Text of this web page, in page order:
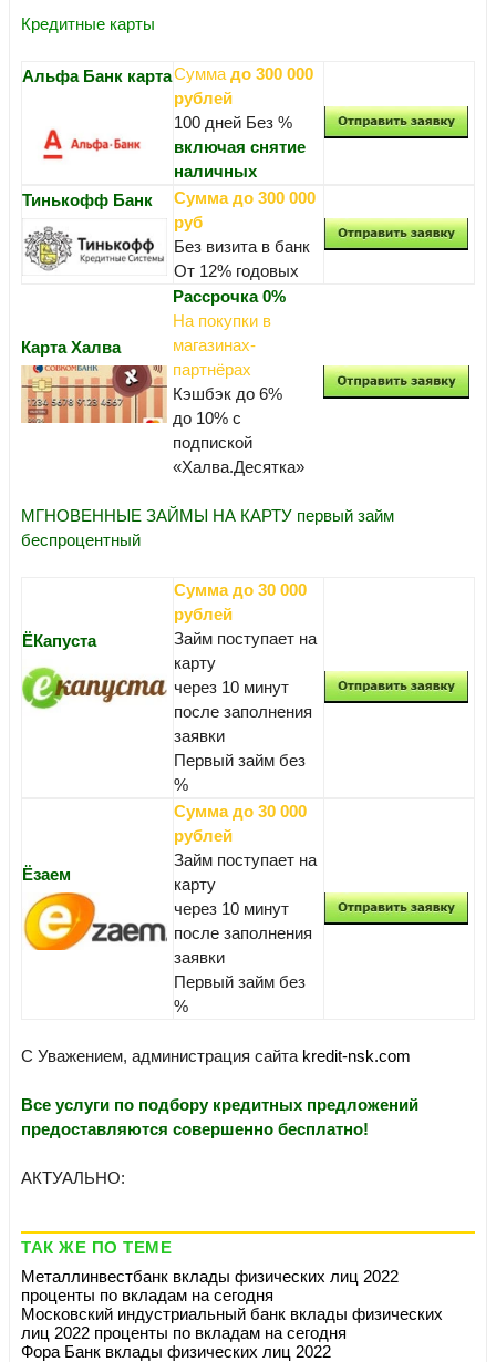
Кредитные карты
Альфа Банк картаСумма до 300 000
рублей
100 дней Без %
включая снятие
наличных
Тинькофф Банк
Сумма до 300 000
руб
Без визита в банк
От 12% годовых
Карта Халва
Рассрочка 0%
На покупки в
магазинах-
партнёрах
Кэшбэк до 6%
до 10% с
подпиской
«Халва.Десятка»
МГНОВЕННЫЕ ЗАЙМЫ НА КАРТУ первый займ
беспроцентный
ЁКапуста
Сумма до 30 000
рублей
Займ поступает на
карту
через 10 минут
после заполнения
заявки
Первый займ без
%
Ёзаем
Сумма до 30 000
рублей
Займ поступает на
карту
через 10 минут
после заполнения
заявки
Первый займ без
%
С Уважением, администрация сайта kredit-nsk.com
Все услуги по подбору кредитных предложений
предоставляются совершенно бесплатно!
АКТУАЛЬНО:
ТАК ЖЕ ПО ТЕМЕ
Металлинвестбанк вклады физических лиц 2022
проценты по вкладам на сегодня
Московский индустриальный банк вклады физических
лиц 2022 проценты по вкладам на сегодня
Фора Банк вклады физических лиц 2022